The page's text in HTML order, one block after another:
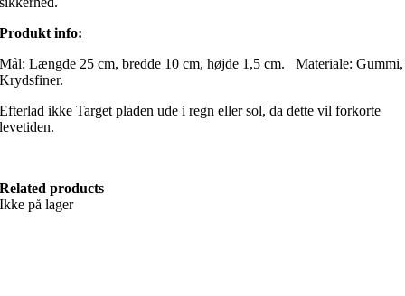
Produkt info:
Mål: Længde 25 cm, bredde 10 cm, højde 1,5 cm. Materiale: Gummi,
Krydsfiner.
Efterlad ikke Target pladen ude i regn eller sol, da dette vil forkorte
levetiden.
Related products
Ikke på lager